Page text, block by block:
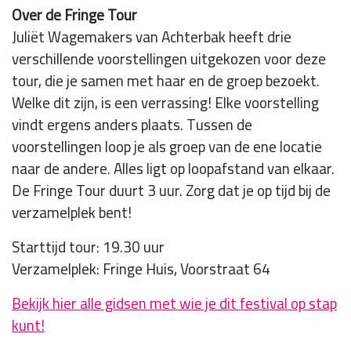
Over de Fringe Tour
Juliët Wagemakers van Achterbak heeft drie
verschillende voorstellingen uitgekozen voor deze
tour, die je samen met haar en de groep bezoekt.
Welke dit zijn, is een verrassing! Elke voorstelling
vindt ergens anders plaats. Tussen de
voorstellingen loop je als groep van de ene locatie
naar de andere. Alles ligt op loopafstand van elkaar.
De Fringe Tour duurt 3 uur. Zorg dat je op tijd bij de
verzamelplek bent!
Starttijd tour: 19.30 uur
Verzamelplek: Fringe Huis, Voorstraat 64
Bekijk hier alle gidsen met wie je dit festival op stap
kunt!